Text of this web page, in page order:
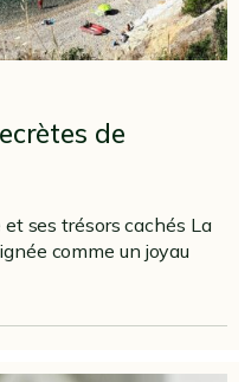
de
ses trésors cachés La
comme un joyau